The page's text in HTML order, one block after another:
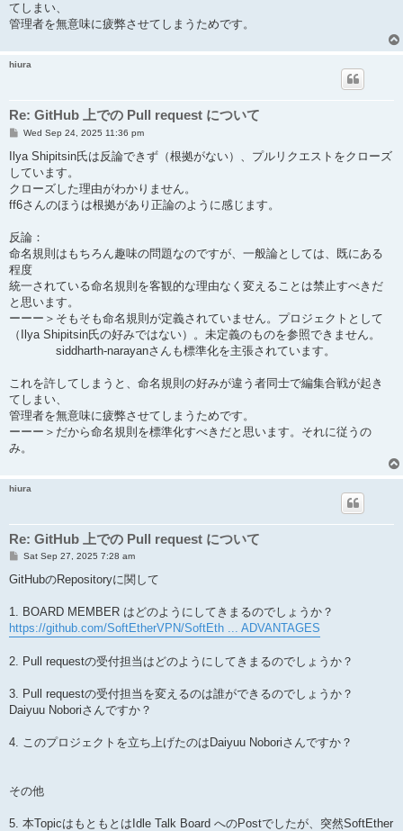
てしまい、
管理者を無意味に疲弊させてしまうためです。
hiura
Re: GitHub 上での Pull request について
P
s
Wed Sep 24, 2025 11:36 pm
Ilya Shipitsin氏は反論できず（根拠がない）、プルリクエストをクローズ
しています。
クローズした理由がわかりません。
ff6さんのほうは根拠があり正論のように感じます。
反論：
命名規則はもちろん趣味の問題なのですが、一般論としては、既にある
程度
統一されている命名規則を客観的な理由なく変えることは禁止すべきだ
と思います。
ーーー＞そもそも命名規則が定義されていません。プロジェクトとして
（Ilya Shipitsin氏の好みではない）。未定義のものを参照できません。
siddharth-narayanさんも標準化を主張されています。
これを許してしまうと、命名規則の好みが違う者同士で編集合戦が起き
てしまい、
管理者を無意味に疲弊させてしまうためです。
ーーー＞だから命名規則を標準化すべきだと思います。それに従うの
み。
hiura
Re: GitHub 上での Pull request について
P
s
Sat Sep 27, 2025 7:28 am
GitHubのRepositoryに関して
1. BOARD MEMBER はどのようにしてきまるのでしょうか？
https://github.com/SoftEtherVPN/SoftEth ... ADVANTAGES
2. Pull requestの受付担当はどのようにしてきまるのでしょうか？
3. Pull requestの受付担当を変えるのは誰ができるのでしょうか？
Daiyuu Noboriさんですか？
4. このプロジェクトを立ち上げたのはDaiyuu Noboriさんですか？
その他
5. 本TopicはもともとはIdle Talk Board へのPostでしたが、突然SoftEther